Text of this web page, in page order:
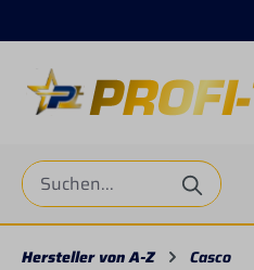
Hersteller von A-Z Casco